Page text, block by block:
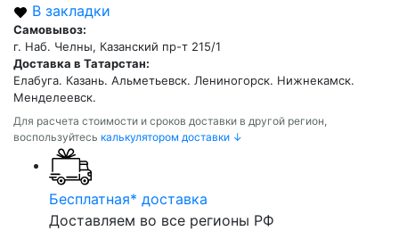
В закладки
Самовывоз:
г. Наб. Челны, Казанский пр-т 215/1
Доставка в Татарстан:
Елабуга. Казань. Альметьевск. Лениногорск. Нижнекамск.
Менделеевск.
Для расчета стоимости и сроков доставки в другой регион,
воспользуйтесь калькулятором доставки ↓
Бесплатная* доставка
Доставляем во все регионы РФ